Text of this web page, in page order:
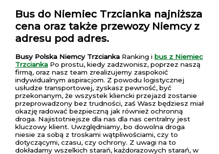
Bus do Niemiec Trzcianka najniższa
cena oraz także przewozy Niemcy z
adresu pod adres.
Busy Polska Niemcy Trzcianka Ranking i bus z Niemiec
Trzcianka Po prostu, kiedy zadzwonisz, poprzez naszą
firmą, oraz nasz team zrealizujemy zaspokoić
indywidualnym aspiracjom. Z powodu logistycznej
usłudze transportowej, zyskasz pewność, być
przekonanym, że wszystek kliencki przejazd zostanie
przeprowadzony bez trudności, zaś Wasz będziesz miał
okazję radować bezpieczną jak również ochronną
droga. Najistotniejsze dla nas dla nas centralny jest
kluczowy klient. Uwzględniamy, bo dowolna droga
niesie za sobą z troskami wątpliwościami, czy to
dotyczącymi, czasu, czy ochrony. Z uwagi na to
dokładamy wszelkich starań, każdorazowych starań, w